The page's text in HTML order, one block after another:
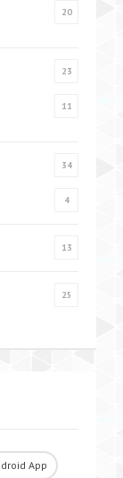
20
23
11
34
4
13
25
App